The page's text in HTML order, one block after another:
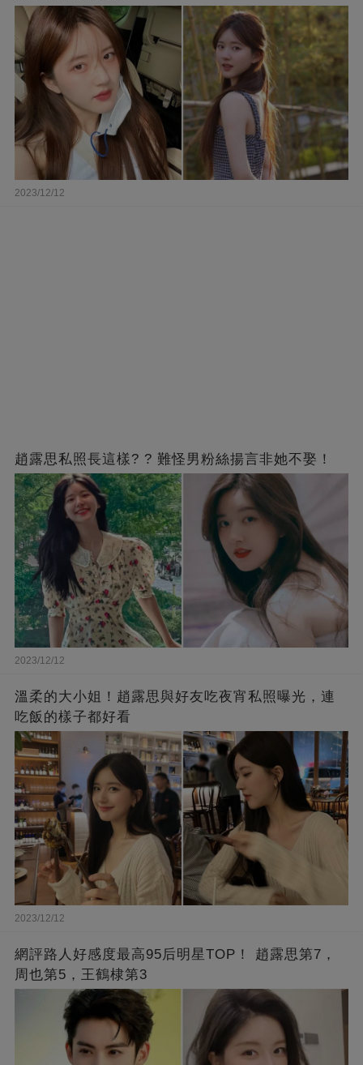
2023/12/12
趙露思私照長這樣? ? 難怪男粉絲揚言非她不娶！
2023/12/12
溫柔的大小姐！趙露思與好友吃夜宵私照曝光，連
吃飯的樣子都好看
2023/12/12
網評路人好感度最高95后明星TOP！ 趙露思第7，
周也第5，王鶴棣第3